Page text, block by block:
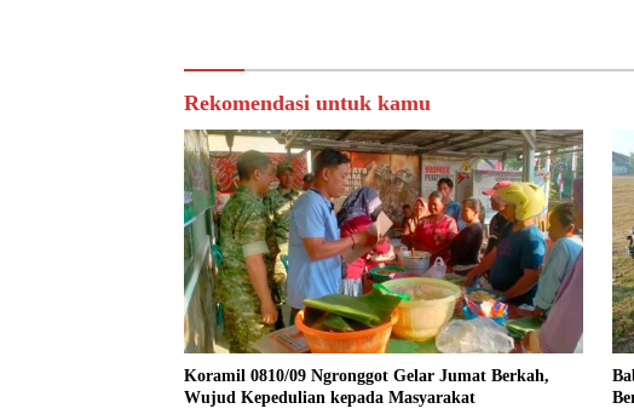
Rekomendasi untuk kamu
Koramil 0810/09 Ngronggot Gelar Jumat Berkah,
Wujud Kepedulian kepada Masyarakat